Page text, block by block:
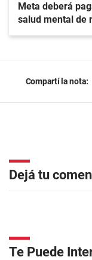
Meta deberá
salud mental de
Compartí la nota:
Dejá tu
Te Puede